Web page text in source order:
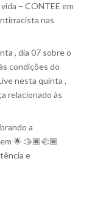
– CONTEE em
nas
, dia 07 sobre o
condições do
nesta quinta ,
relacionado às
a
em 🌟 🫱🏿‍🫲🏾
e